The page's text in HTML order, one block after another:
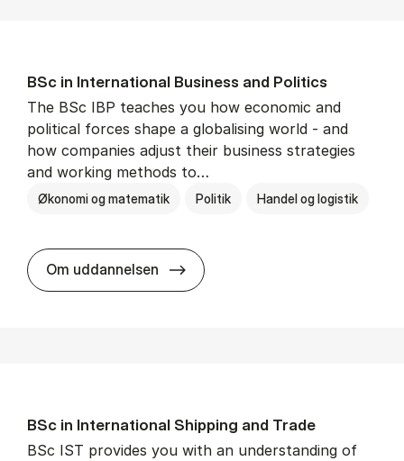
BSc in In­ter­na­tion­al Busi­ness and Polit­ics
The BSc IBP teaches you how economic and
political forces shape a globalising world - and
how companies adjust their business strategies
and working methods to…
Økonomi og matematik Politik Handel og logistik
Om uddannelsen BSc in In­ter­na­tion­al Busi­ness
BSc in In­ter­na­tion­al Ship­ping and Trade
BSc IST provides you with an understanding of